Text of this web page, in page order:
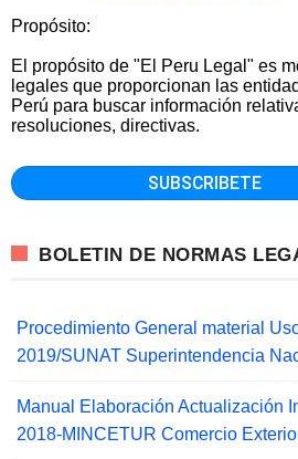
Propósito:
El propósito de "El Peru Legal" es
legales que proporcionan las
Perú para buscar información
resoluciones, directivas.
BOLETIN DE NORMAS
Procedimiento General material
2019/SUNAT Superintendencia
Manual Elaboración Actualización
2018-MINCETUR Comercio